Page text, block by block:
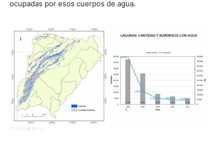
ocupadas por esos cuerpos de agua.